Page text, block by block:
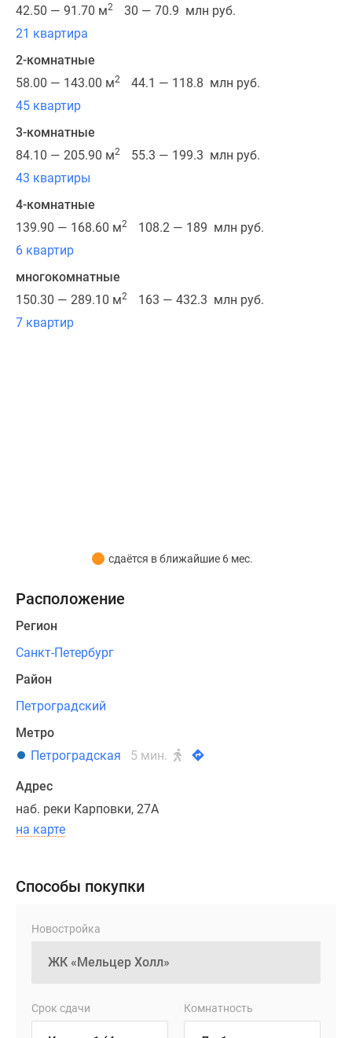
район
с
торговой
и
социальной
инфраструктурой.
ЖК
расположен
вблизи
двух
крупных
магистралей
города
набережной
центр
с
Приморским
районом.
за
30
автомобиле
можно
до
локации
в
центре,
минут
42.50 — 91.70 м2
30 — 70.9 млн руб.
21 квартира
2-комнатные
58.00 — 143.00 м2
44.1 — 118.8 млн руб.
45 квартир
3-комнатные
84.10 — 205.90 м2
55.3 — 199.3 млн руб.
43 квартиры
4-комнатные
139.90 — 168.60 м2
108.2 — 189 млн руб.
6 квартир
многокомнатные
150.30 — 289.10 м2
163 — 432.3 млн руб.
7 квартир
сдаётся в ближайшие 6 мес.
Расположение
Регион
Санкт-Петербург
Район
Петроградский
Метро
Петроградская
5 мин.
Адрес
наб. реки Карповки, 27А
на карте
Способы покупки
Новостройка
Срок сдачи Комнатность